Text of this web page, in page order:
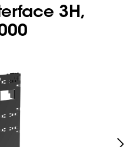
3H,